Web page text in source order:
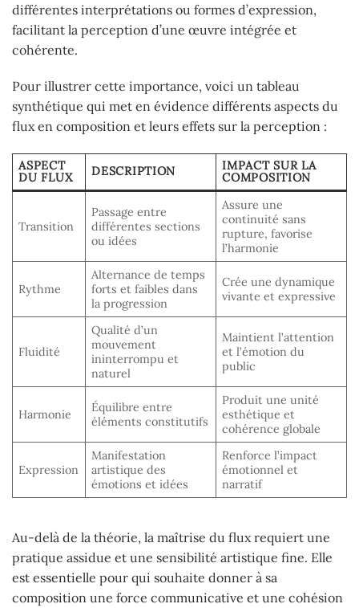
différentes interprétations ou formes d’expression,
facilitant la perception d’une œuvre intégrée et
cohérente.
Pour illustrer cette importance, voici un tableau
synthétique qui met en évidence différents aspects du
flux en composition et leurs effets sur la perception :
ASPECT
DU FLUX
DESCRIPTION
IMPACT SUR LA
COMPOSITION
Transition
Passage entre
différentes sections
ou idées
Assure une
continuité sans
rupture, favorise
l’harmonie
Rythme
Alternance de temps
forts et faibles dans
la progression
Crée une dynamique
vivante et expressive
Fluidité
Qualité d’un
mouvement
ininterrompu et
naturel
Maintient l’attention
et l’émotion du
public
Harmonie
Équilibre entre
éléments constitutifs
Produit une unité
esthétique et
cohérence globale
Expression
Manifestation
artistique des
émotions et idées
Renforce l’impact
émotionnel et
narratif
Au-delà de la théorie, la maîtrise du flux requiert une
pratique assidue et une sensibilité artistique fine. Elle
est essentielle pour qui souhaite donner à sa
composition une force communicative et une cohésion